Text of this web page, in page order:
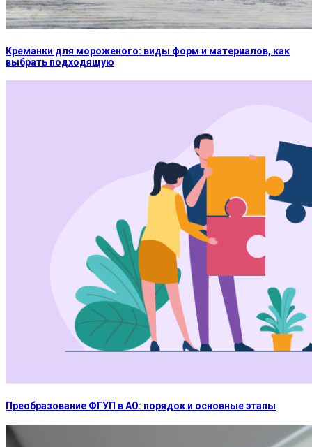
Креманки для мороженого: виды форм и материалов, как
выбрать подходящую
Преобразование ФГУП в АО: порядок и основные этапы